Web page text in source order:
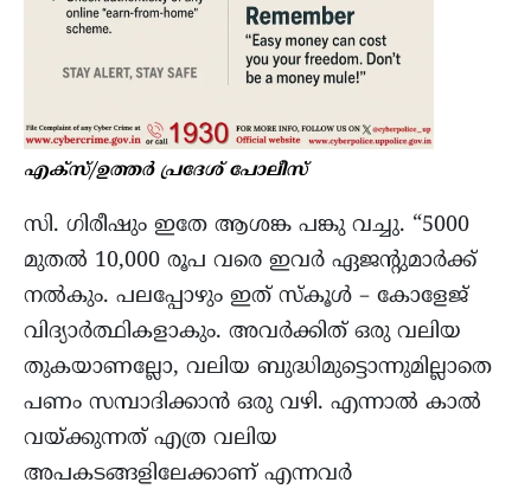
എക്സ്/ഉത്തർ പ്രദേശ് പോലീസ്
സി. ഗിരീഷും ഇതേ ആശങ്ക പങ്കു വച്ചു. “5000
മുതൽ 10,000 രൂപ വരെ ഇവർ ഏജന്റുമാർക്ക്
നൽകും. പലപ്പോഴും ഇത് സ്കൂൾ – കോളേജ്
വിദ്യാർത്ഥികളാകും. അവർക്കിത് ഒരു വലിയ
തുകയാണല്ലോ, വലിയ ബുദ്ധിമുട്ടൊന്നുമില്ലാതെ
പണം സമ്പാദിക്കാൻ ഒരു വഴി. എന്നാൽ കാൽ
വയ്ക്കുന്നത് എത്ര വലിയ
അപകടങ്ങളിലേക്കാണ് എന്നവർ